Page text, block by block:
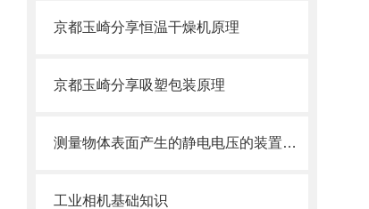
京都玉崎分享恒温干燥机原理
京都玉崎分享吸塑包装原理
测量物体表面产生的静电电压的装置——静电计
工业相机基础知识